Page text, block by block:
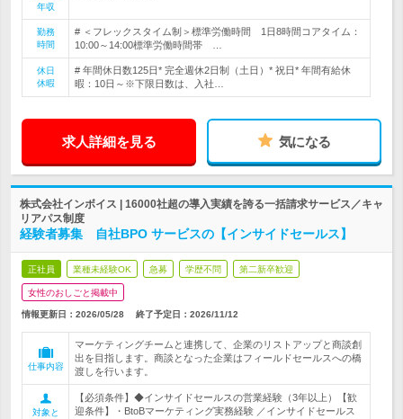
年収
勤務
時間
# ＜フレックスタイム制＞標準労働時間 1日8時間コアタイム：
10:00～14:00標準労働時間帯 …
休日
休暇
# 年間休日数125日* 完全週休2日制（土日）* 祝日* 年間有給休
暇：10日～※下限日数は、入社…
求人詳細を見る 気になる
株式会社インボイス | 16000社超の導入実績を誇る一括請求サービス／キャ
リアパス制度
経験者募集 自社BPO サービスの【インサイドセールス】
正社員 業種未経験OK 急募 学歴不問 第二新卒歓迎
女性のおしごと掲載中
情報更新日：2026/05/28 終了予定日： 2026/11/12
仕事内容
マーケティングチームと連携して、企業のリストアップと商談創
出を目指します。商談となった企業はフィールドセールスへの橋
渡しを行います。
対象と
【必須条件】◆インサイドセールスの営業経験（3年以上）【歓
迎条件】・BtoBマーケティング実務経験 ／インサイドセールス